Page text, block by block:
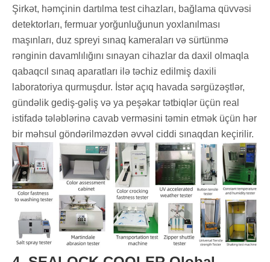
Şirkət, həmçinin dartılma test cihazları, bağlama qüvvəsi
detektorları, fermuar yorğunluğunun yoxlanılması
maşınları, duz spreyi sınaq kameraları və sürtünmə
rənginin davamlılığını sınayan cihazlar da daxil olmaqla
qabaqcıl sınaq aparatları ilə təchiz edilmiş daxili
laboratoriya qurmuşdur. İstər açıq havada sərgüzəştlər,
gündəlik gediş-gəliş və ya peşəkar tətbiqlər üçün real
istifadə tələblərinə cavab verməsini təmin etmək üçün hər
bir məhsul göndərilməzdən əvvəl ciddi sınaqdan keçirilir.